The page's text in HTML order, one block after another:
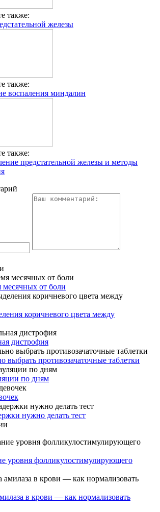
также:
железы
также:
воспаления миндалин
также:
предстательной железы и методы
месячных от боли
коричневого цвета между
дистрофия
выбрать противозачаточные таблетки
по дням
нужно делать тест
уровня фолликулостимулирующего
в крови — как нормализовать